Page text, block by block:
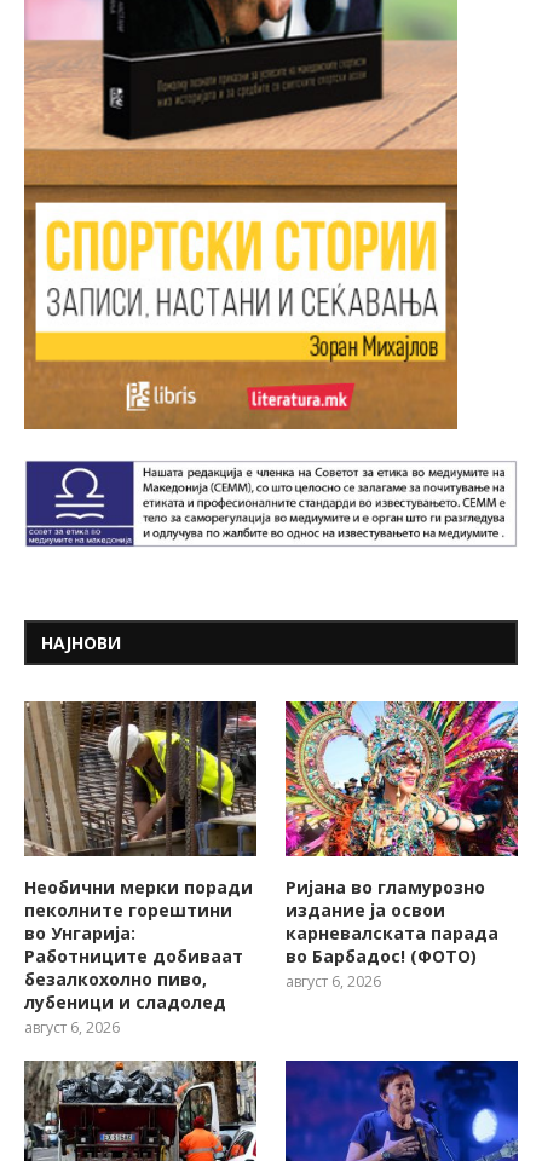
НАЈНОВИ
Необични мерки поради
пеколните горештини
во Унгарија:
Работниците добиваат
безалкохолно пиво,
лубеници и сладолед
август 6, 2026
Ријана во гламурозно
издание ја освои
карневалската парада
во Барбадос! (ФОТО)
август 6, 2026